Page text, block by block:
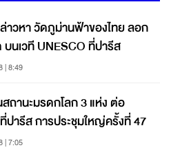
วหา วัดภูม่านฟ้าของไทย ลอก
นเวที UNESCO ที่ปารีส
| 8:49
ถานะมรดกโลก 3 แห่ง ต่อ
ปารีส การประชุมใหญ่ครั้งที่ 47
| 7:05